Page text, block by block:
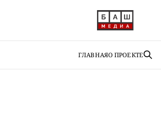
ГЛАВНАЯО ПРОЕКТЕ